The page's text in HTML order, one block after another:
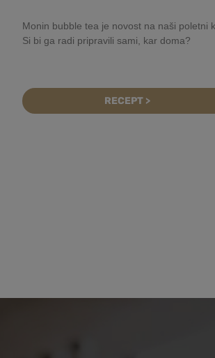
Monin bubble tea je novost na naši poletni
Si bi ga radi pripravili sami, kar doma?
RECEPT >